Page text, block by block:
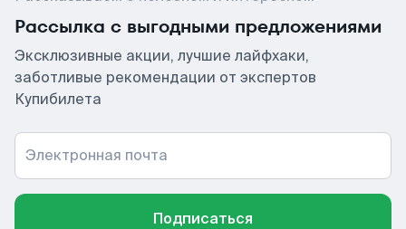
Рассылка с выгодными предложениями
Эксклюзивные акции, лучшие лайфхаки,
заботливые рекомендации от экспертов
Купибилета
Электронная почта
Подписаться